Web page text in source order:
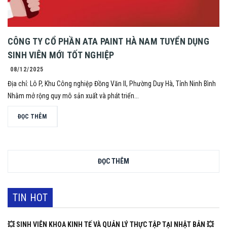
CÔNG TY CỔ PHẦN ATA PAINT HÀ NAM TUYỂN DỤNG
SINH VIÊN MỚI TỐT NGHIỆP
08/12/2025
Địa chỉ: Lô P, Khu Công nghiệp Đồng Văn II, Phường Duy Hà, Tỉnh Ninh Bình
Nhằm mở rộng quy mô sản xuất và phát triển...
ĐỌC THÊM
ĐỌC THÊM
TIN HOT
💥 SINH VIÊN KHOA KINH TẾ VÀ QUẢN LÝ THỰC TẬP TẠI NHẬT BẢN 💥